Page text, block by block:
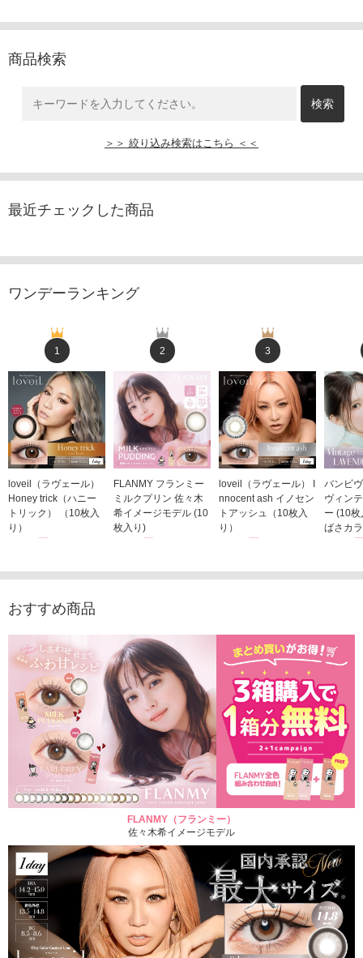
商品検索
＞＞ 絞り込み検索はこちら ＜＜
最近チェックした商品
ワンデーランキング
1
loveil（ラヴェール）
Honey trick（ハニー
トリック） （10枚入
り）
2
FLANMY フランミー
ミルクプリン 佐々木
希イメージモデル (10
枚入り)
3
loveil（ラヴェール） I
nnocent ash イノセン
トアッシュ（10枚入
り）
バンビ
ヴィン
ー (10
ばさカ
おすすめ商品
FLANMY（フランミー）
佐々木希イメージモデル